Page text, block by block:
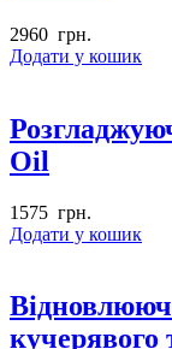
2960 грн.
Додати у кошик
Oil
1575 грн.
Додати у кошик
кучерявого